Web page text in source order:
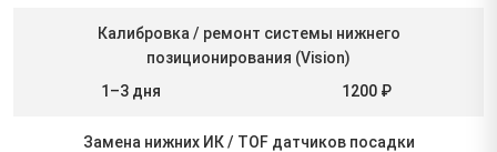
Калибровка / ремонт системы нижнего
позиционирования (Vision)
1–3 дня
1200 ₽
Замена нижних ИК / TOF датчиков посадки